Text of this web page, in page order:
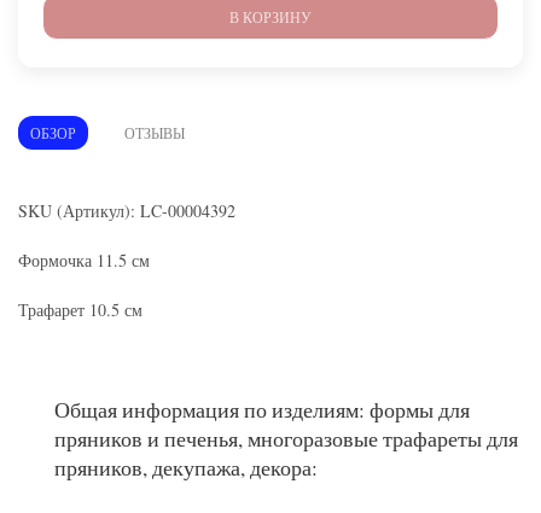
В КОРЗИНУ
ОБЗОР ОТЗЫВЫ
SKU (Артикул): LC-00004392
Формочка 11.5 см
Трафарет 10.5 см
Общая информация по изделиям: формы для
пряников и печенья, многоразовые трафареты для
пряников, декупажа, декора: